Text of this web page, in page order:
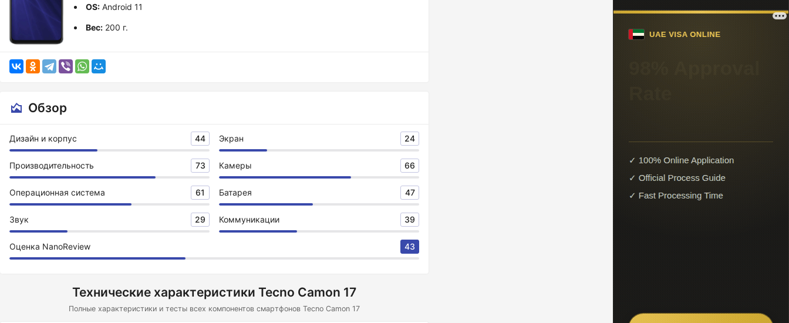
OS: Android 11
Вес: 200 г.
Обзор
Дизайн и корпус 44 Экран 24
Производительность 73 Камеры 66
Операционная система 61 Батарея 47
Звук 29 Коммуникации 39
Оценка NanoReview 43
Технические характеристики Tecno Camon 17
Полные характеристики и тесты всех компонентов смартфонов Tecno Camon 17